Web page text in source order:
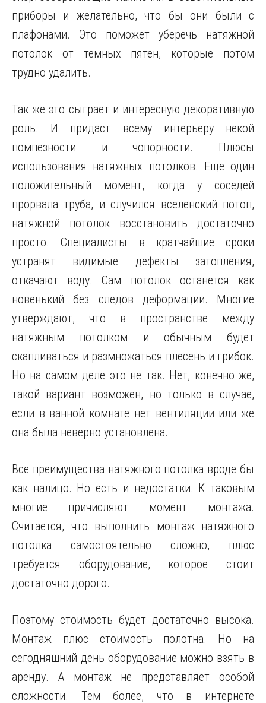
приборы и желательно, что бы они были с
плафонами. Это поможет уберечь натяжной
потолок от темных пятен, которые потом
трудно удалить.
Так же это сыграет и интересную декоративную
роль. И придаст всему интерьеру некой
помпезности и чопорности. Плюсы
использования натяжных потолков. Еще один
положительный момент, когда у соседей
прорвала труба, и случился вселенский потоп,
натяжной потолок восстановить достаточно
просто. Специалисты в кратчайшие сроки
устранят видимые дефекты затопления,
откачают воду. Сам потолок останется как
новенький без следов деформации. Многие
утверждают, что в пространстве между
натяжным потолком и обычным будет
скапливаться и размножаться плесень и грибок.
Но на самом деле это не так. Нет, конечно же,
такой вариант возможен, но только в случае,
если в ванной комнате нет вентиляции или же
она была неверно установлена.
Все преимущества натяжного потолка вроде бы
как налицо. Но есть и недостатки. К таковым
многие причисляют момент монтажа.
Считается, что выполнить монтаж натяжного
потолка самостоятельно сложно, плюс
требуется оборудование, которое стоит
достаточно дорого.
Поэтому стоимость будет достаточно высока.
Монтаж плюс стоимость полотна. Но на
сегодняшний день оборудование можно взять в
аренду. А монтаж не представляет особой
сложности. Тем более, что в интернете